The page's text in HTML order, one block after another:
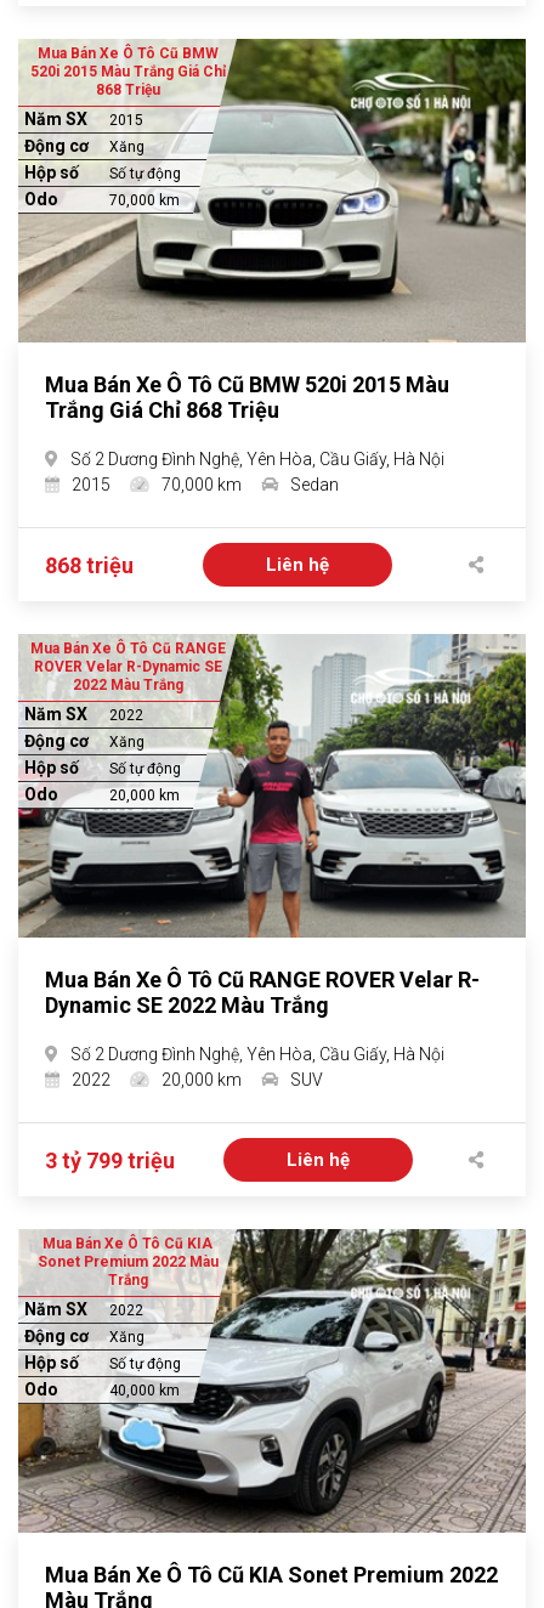
Mua Bán Xe Ô Tô Cũ BMW
520i 2015 Màu Trắng Giá Chỉ
868 Triệu
Năm SX 2015
Động cơ Xăng
Hộp số Số tự động
Odo 70,000 km
Mua Bán Xe Ô Tô Cũ BMW 520i 2015 Màu
Trắng Giá Chỉ 868 Triệu
Số 2 Dương Đình Nghệ, Yên Hòa, Cầu Giấy, Hà Nội
2015
70,000 km Sedan
868 triệu Liên hệ
Mua Bán Xe Ô Tô Cũ RANGE
ROVER Velar R-Dynamic SE
2022 Màu Trắng
Năm SX 2022
Động cơ Xăng
Hộp số Số tự động
Odo 20,000 km
Mua Bán Xe Ô Tô Cũ RANGE ROVER Velar R-
Dynamic SE 2022 Màu Trắng
Số 2 Dương Đình Nghệ, Yên Hòa, Cầu Giấy, Hà Nội
2022
20,000 km SUV
3 tỷ 799 triệu Liên hệ
Mua Bán Xe Ô Tô Cũ KIA
Sonet Premium 2022 Màu
Trắng
Năm SX 2022
Động cơ Xăng
Hộp số Số tự động
Odo 40,000 km
Mua Bán Xe Ô Tô Cũ KIA Sonet Premium 2022
Màu Trắng